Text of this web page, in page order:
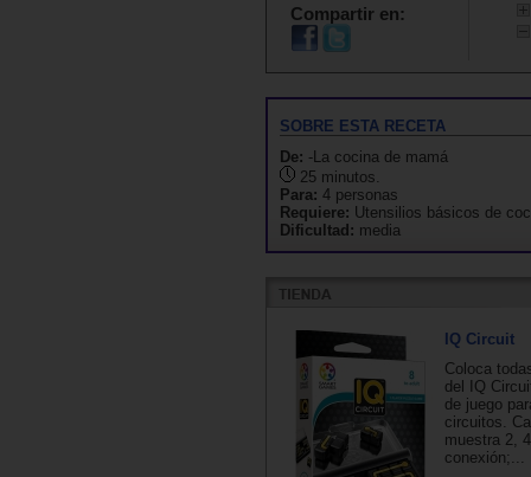
Compartir en:
SOBRE ESTA RECETA
De: -La cocina de mamá
25 minutos.
Para: 4 personas
Requiere: Utensilios básicos de
Dificultad: media
IQ Circuit
Coloca
del IQ
de juego
circuitos.
muestra 2,
conexión;...